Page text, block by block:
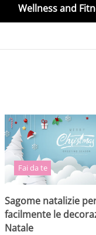
Wellness and
Fai da te
Sagome natalizie
facilmente le
Natale